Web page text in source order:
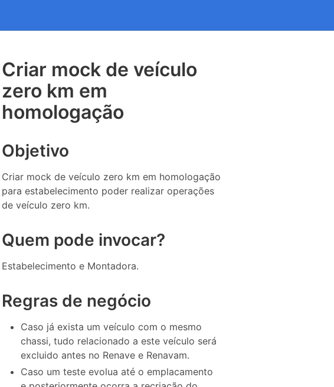
Criar mock de veículo
zero km em
homologação
Objetivo
Criar mock de veículo zero km em homologação
para estabelecimento poder realizar operações
de veículo zero km.
Quem pode invocar?
Estabelecimento e Montadora.
Regras de negócio
Caso já exista um veículo com o mesmo
chassi, tudo relacionado a este veículo será
excluido antes no Renave e Renavam.
Caso um teste evolua até o emplacamento